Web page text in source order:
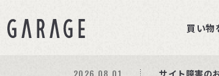
買い物
期間限定プレ
商品ページ障
2026.08.01. サイト障害の